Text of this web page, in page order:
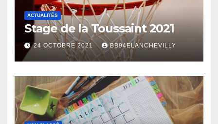
ACTUALITÉS
Stage de la Toussaint 2021
24 OCTOBRE 2021 BB94ELANCHEVILLY